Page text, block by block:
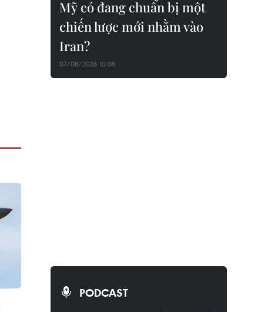
Mỹ có đang chuẩn bị một
chiến lược mới nhằm vào
Iran?
07/08/2026 10:08
PODCAST